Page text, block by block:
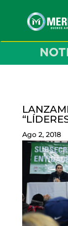
Ago 2, 2018